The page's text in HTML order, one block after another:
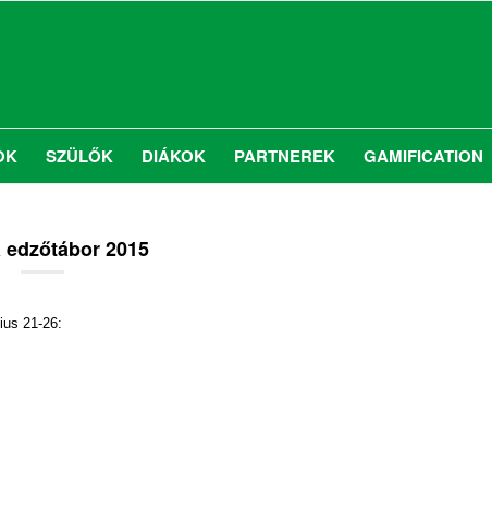
SZÜLŐK DIÁKOK PARTNEREK GAMIFICATION
2015
21-26: